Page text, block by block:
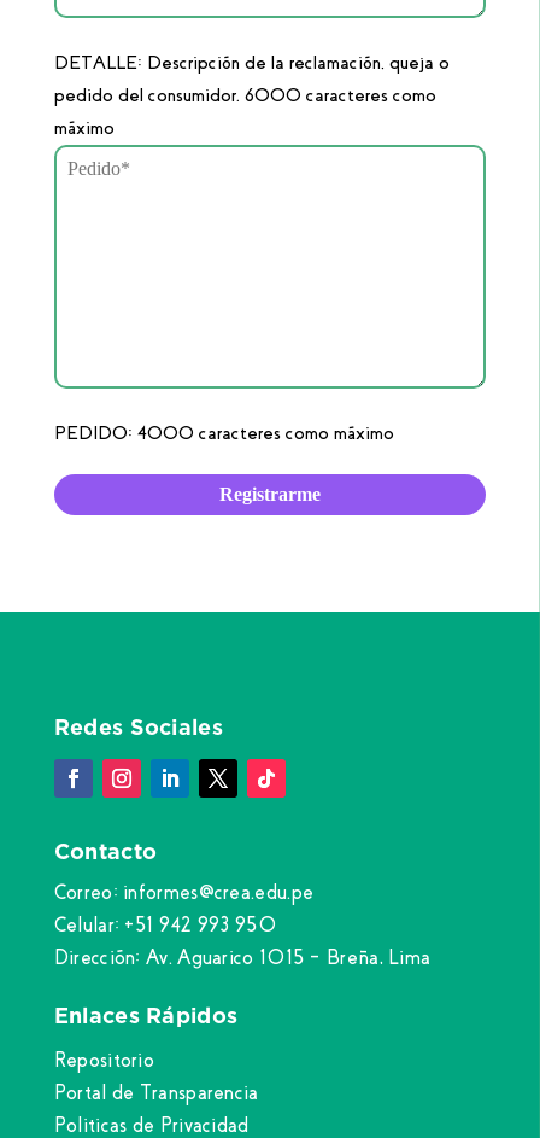
DETALLE: Descripción de la reclamación, queja o
pedido del consumidor. 6000 caracteres como
máximo
PEDIDO: 4000 caracteres como máximo
Redes Sociales
Contacto
Correo: informes@crea.edu.pe
Celular: +51 942 993 950
Dirección: Av. Aguarico 1015 – Breña, Lima
Enlaces Rápidos
Repositorio
Portal de Transparencia
Politicas de Privacidad